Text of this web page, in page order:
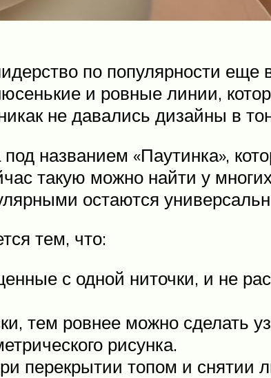
по популярности еще
и ровные линии,
не давались дизайны в
названием «Паутинка»,
такую можно найти у
остаются
тем, что:
с одной ниточки, и не
тем ровнее можно сделать
рисунка.
перекрытии топом и снятии